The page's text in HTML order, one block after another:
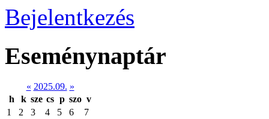
Bejelentkezés
Eseménynaptár
« 2025.09. »
h
k sze cs p szo v
1
2 3 4 5 6
7